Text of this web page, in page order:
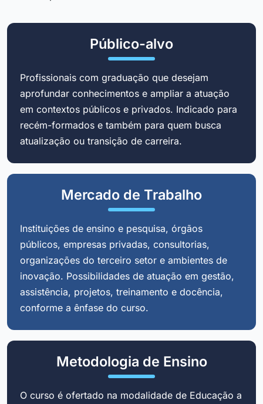
Público-alvo
Profissionais com graduação que desejam
aprofundar conhecimentos e ampliar a atuação
em contextos públicos e privados. Indicado para
recém-formados e também para quem busca
atualização ou transição de carreira.
Mercado de Trabalho
Instituições de ensino e pesquisa, órgãos
públicos, empresas privadas, consultorias,
organizações do terceiro setor e ambientes de
inovação. Possibilidades de atuação em gestão,
assistência, projetos, treinamento e docência,
conforme a ênfase do curso.
Metodologia de Ensino
O curso é ofertado na modalidade de Educação a